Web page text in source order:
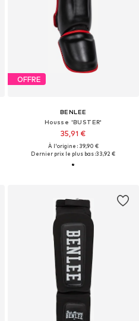
OFFRE
BENLEE
Housse 'BUSTER'
35,91 €
À l'origine : 39,90 €
Dernier prix le plus bas :33,92 €